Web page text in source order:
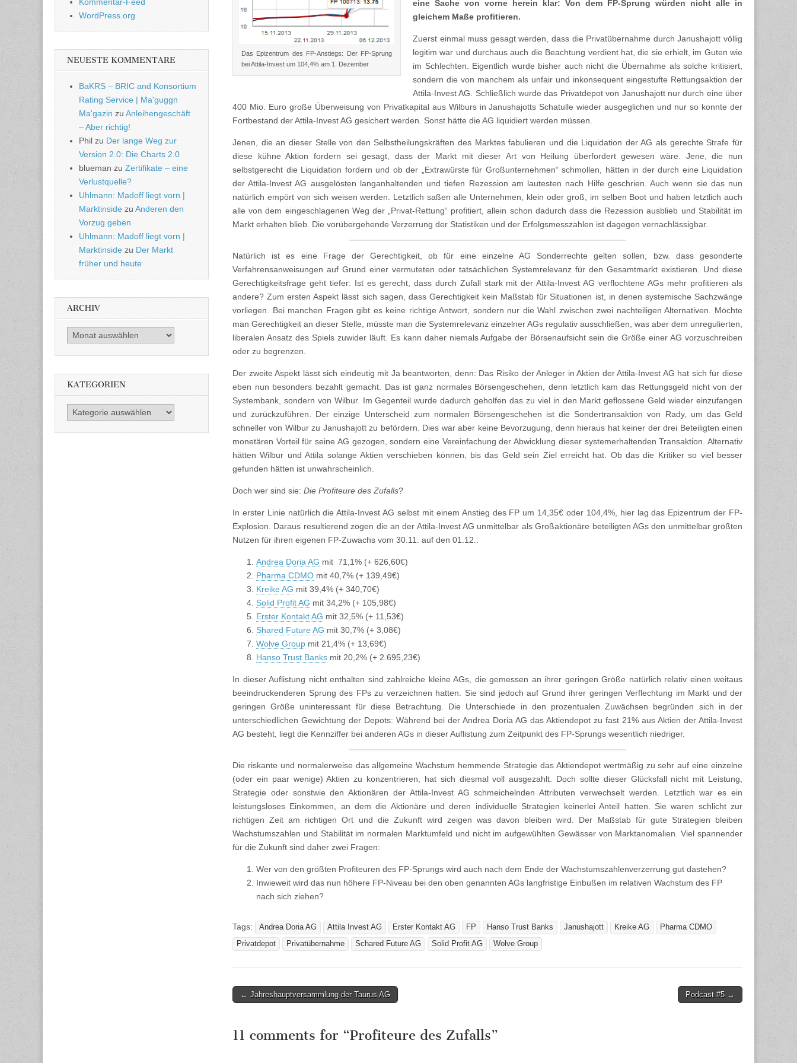
Das Epizentrum des FP-Anstiegs: Der FP-Sprung
bei Attila-Invest um 104,4% am 1. Dezember
eine Sache von vorne herein klar: Von dem FP-Sprung würden nicht alle in
gleichem Maße profitieren.
Zuerst einmal muss gesagt werden, dass die Privatübernahme durch Janushajott völlig
legitim war und durchaus auch die Beachtung verdient hat, die sie erhielt, im Guten wie
im Schlechten. Eigentlich wurde bisher auch nicht die Übernahme als solche kritisiert,
sondern die von manchem als unfair und inkonsequent eingestufte Rettungsaktion der
Attila-Invest AG. Schließlich wurde das Privatdepot von Janushajott nur durch eine über
400 Mio. Euro große Überweisung von Privatkapital aus Wilburs in Janushajotts Schatulle wieder ausgeglichen und nur so konnte der
Fortbestand der Attila-Invest AG gesichert werden. Sonst hätte die AG liquidiert werden müssen.
Jenen, die an dieser Stelle von den Selbstheilungskräften des Marktes fabulieren und die Liquidation der AG als gerechte Strafe für
diese kühne Aktion fordern sei gesagt, dass der Markt mit dieser Art von Heilung überfordert gewesen wäre. Jene, die nun
selbstgerecht die Liquidation fordern und ob der „Extrawürste für Großunternehmen“ schmollen, hätten in der durch eine Liquidation
der Attila-Invest AG ausgelösten langanhaltenden und tiefen Rezession am lautesten nach Hilfe geschrien. Auch wenn sie das nun
natürlich empört von sich weisen werden. Letztlich saßen alle Unternehmen, klein oder groß, im selben Boot und haben letztlich auch
alle von dem eingeschlagenen Weg der „Privat-Rettung“ profitiert, allein schon dadurch dass die Rezession ausblieb und Stabilität im
Markt erhalten blieb. Die vorübergehende Verzerrung der Statistiken und der Erfolgsmesszahlen ist dagegen vernachlässigbar.
Natürlich ist es eine Frage der Gerechtigkeit, ob für eine einzelne AG Sonderrechte gelten sollen, bzw. dass gesonderte
Verfahrensanweisungen auf Grund einer vermuteten oder tatsächlichen Systemrelevanz für den Gesamtmarkt existieren. Und diese
Gerechtigkeitsfrage geht tiefer: Ist es gerecht, dass durch Zufall stark mit der Attila-Invest AG verflochtene AGs mehr profitieren als
andere? Zum ersten Aspekt lässt sich sagen, dass Gerechtigkeit kein Maßstab für Situationen ist, in denen systemische Sachzwänge
vorliegen. Bei manchen Fragen gibt es keine richtige Antwort, sondern nur die Wahl zwischen zwei nachteiligen Alternativen. Möchte
man Gerechtigkeit an dieser Stelle, müsste man die Systemrelevanz einzelner AGs regulativ ausschließen, was aber dem unregulierten,
liberalen Ansatz des Spiels zuwider läuft. Es kann daher niemals Aufgabe der Börsenaufsicht sein die Größe einer AG vorzuschreiben
oder zu begrenzen.
Der zweite Aspekt lässt sich eindeutig mit Ja beantworten, denn: Das Risiko der Anleger in Aktien der Attila-Invest AG hat sich für diese
eben nun besonders bezahlt gemacht. Das ist ganz normales Börsengeschehen, denn letztlich kam das Rettungsgeld nicht von der
Systembank, sondern von Wilbur. Im Gegenteil wurde dadurch geholfen das zu viel in den Markt geflossene Geld wieder einzufangen
und zurückzuführen. Der einzige Unterscheid zum normalen Börsengeschehen ist die Sondertransaktion von Rady, um das Geld
schneller von Wilbur zu Janushajott zu befördern. Dies war aber keine Bevorzugung, denn hieraus hat keiner der drei Beteiligten einen
monetären Vorteil für seine AG gezogen, sondern eine Vereinfachung der Abwicklung dieser systemerhaltenden Transaktion. Alternativ
hätten Wilbur und Attila solange Aktien verschieben können, bis das Geld sein Ziel erreicht hat. Ob das die Kritiker so viel besser
gefunden hätten ist unwahrscheinlich.
Doch wer sind sie: Die Profiteure des Zufalls?
In erster Linie natürlich die Attila-Invest AG selbst mit einem Anstieg des FP um 14,35€ oder 104,4%, hier lag das Epizentrum der FP-
Explosion. Daraus resultierend zogen die an der Attila-Invest AG unmittelbar als Großaktionäre beteiligten AGs den unmittelbar größten
Nutzen für ihren eigenen FP-Zuwachs vom 30.11. auf den 01.12.:
Andrea Doria AG mit 71,1% (+ 626,60€)
Pharma CDMO mit 40,7% (+ 139,49€)
Kreike AG mit 39,4% (+ 340,70€)
Solid Profit AG mit 34,2% (+ 105,98€)
Erster Kontakt AG mit 32,5% (+ 11,53€)
Shared Future AG mit 30,7% (+ 3,08€)
Wolve Group mit 21,4% (+ 13,69€)
Hanso Trust Banks mit 20,2% (+ 2.695,23€)
In dieser Auflistung nicht enthalten sind zahlreiche kleine AGs, die gemessen an ihrer geringen Größe natürlich relativ einen weitaus
beeindruckenderen Sprung des FPs zu verzeichnen hatten. Sie sind jedoch auf Grund ihrer geringen Verflechtung im Markt und der
geringen Größe uninteressant für diese Betrachtung. Die Unterschiede in den prozentualen Zuwächsen begründen sich in der
unterschiedlichen Gewichtung der Depots: Während bei der Andrea Doria AG das Aktiendepot zu fast 21% aus Aktien der Attila-Invest
AG besteht, liegt die Kennziffer bei anderen AGs in dieser Auflistung zum Zeitpunkt des FP-Sprungs wesentlich niedriger.
Die riskante und normalerweise das allgemeine Wachstum hemmende Strategie das Aktiendepot wertmäßig zu sehr auf eine einzelne
(oder ein paar wenige) Aktien zu konzentrieren, hat sich diesmal voll ausgezahlt. Doch sollte dieser Glücksfall nicht mit Leistung,
Strategie oder sonstwie den Aktionären der Attila-Invest AG schmeichelnden Attributen verwechselt werden. Letztlich war es ein
leistungsloses Einkommen, an dem die Aktionäre und deren individuelle Strategien keinerlei Anteil hatten. Sie waren schlicht zur
richtigen Zeit am richtigen Ort und die Zukunft wird zeigen was davon bleiben wird. Der Maßstab für gute Strategien bleiben
Wachstumszahlen und Stabilität im normalen Marktumfeld und nicht im aufgewühlten Gewässer von Marktanomalien. Viel spannender
für die Zukunft sind daher zwei Fragen:
Wer von den größten Profiteuren des FP-Sprungs wird auch nach dem Ende der Wachstumszahlenverzerrung gut dastehen?
Inwieweit wird das nun höhere FP-Niveau bei den oben genannten AGs langfristige Einbußen im relativen Wachstum des FP
nach sich ziehen?
Tags: Andrea Doria AG Attila Invest AG Erster Kontakt AG FP Hanso Trust Banks Janushajott Kreike AG
Pharma CDMO
Privatdepot
Privatübernahme Schared Future AG Solid Profit AG Wolve Group
Post
← Jahreshauptversammlung der Taurus AG Podcast #5 →
11 comments for “Profiteure des Zufalls”
WordPress.org
NEUESTE KOMMENTARE
BaKRS – BRIC and Konsortium
Rating Service | Ma'guggn
Ma'gazin zu Anleihengeschäft
– Aber richtig!
Phil zu Der lange Weg zur
Version 2.0: Die Charts 2.0
blueman zu Zertifikate – eine
Verlustquelle?
Uhlmann: Madoff liegt vorn |
Marktinside zu Anderen den
Vorzug geben
Uhlmann: Madoff liegt vorn |
Marktinside zu Der Markt
früher und heute
ARCHIV
Archiv
KATEGORIEN
Kategorien